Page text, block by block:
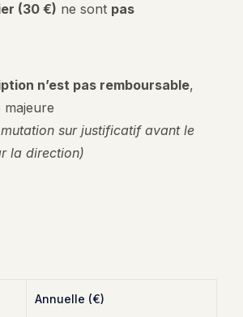
(30 €) ne sont pas
n’est pas remboursable,
sur justificatif avant le
la direction)
Annuelle (€)